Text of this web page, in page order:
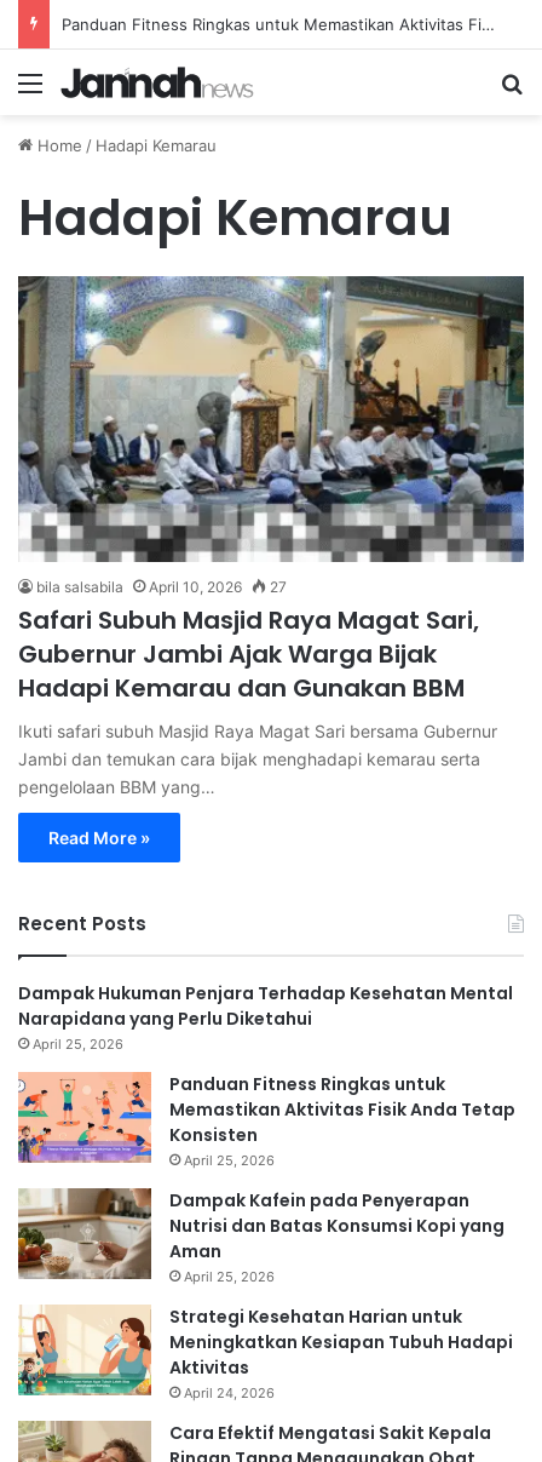
Panduan Fitness Ringkas untuk Memastikan Aktivitas Fisik Anda Tetap Konsisten
Menu
Home / Hadapi Kemarau
Hadapi Kemarau
bila salsabila April 10, 2026 27
Safari Subuh Masjid Raya Magat Sari,
Gubernur Jambi Ajak Warga Bijak
Hadapi Kemarau dan Gunakan BBM
Ikuti safari subuh Masjid Raya Magat Sari bersama Gubernur
Jambi dan temukan cara bijak menghadapi kemarau serta
pengelolaan BBM yang…
Read More »
Recent Posts
Dampak Hukuman Penjara Terhadap Kesehatan Mental
Narapidana yang Perlu Diketahui
April 25, 2026
Panduan Fitness Ringkas untuk
Memastikan Aktivitas Fisik Anda Tetap
Konsisten
April 25, 2026
Dampak Kafein pada Penyerapan
Nutrisi dan Batas Konsumsi Kopi yang
Aman
April 25, 2026
Strategi Kesehatan Harian untuk
Meningkatkan Kesiapan Tubuh Hadapi
Aktivitas
April 24, 2026
Cara Efektif Mengatasi Sakit Kepala